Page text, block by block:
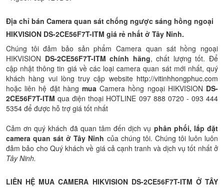
Địa chỉ bán Camera quan sát chống ngược sáng hồng ngoại
HIKVISION DS-2CE56F7T-ITM giá rẻ nhất ở Tây Ninh.
Chúng tôi đảm bảo sản phẩm Camera quan sát hồng ngoại
HIKVISION DS-2CE56F7T-ITM chính hãng, chất lượng tốt. Để
cập nhật thông tin giá về các loại camera quan sát mới nhất, quý
khách hàng vui lòng truy cập website http://vitinhhongphuc.com
hoặc liên hệ đặt hàng muaCamera hồng ngoại HIKVISION DS-
2CE56F7T-ITM qua điện thoại HOTLINE 097 888 0720 - 093 444
5354 để được hỗ trợ giá tốt nhất
Cảm ơn quý khách đã quan tâm đến dịch vụ phân phối, lắp đặt
camera quan sát ở Tây Ninh của chúng tôi. Chúng tôi luôn luôn
đảm bảo cho Quý khách về giá cả cạnh tranh và dịch vụ tốt nhất ở
Tây Ninh.
LIÊN HỆ MUA CAMERA HIKVISION DS-2CE56F7T-ITM Ở TÂY